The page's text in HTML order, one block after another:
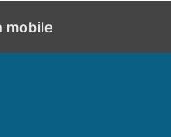
mobile